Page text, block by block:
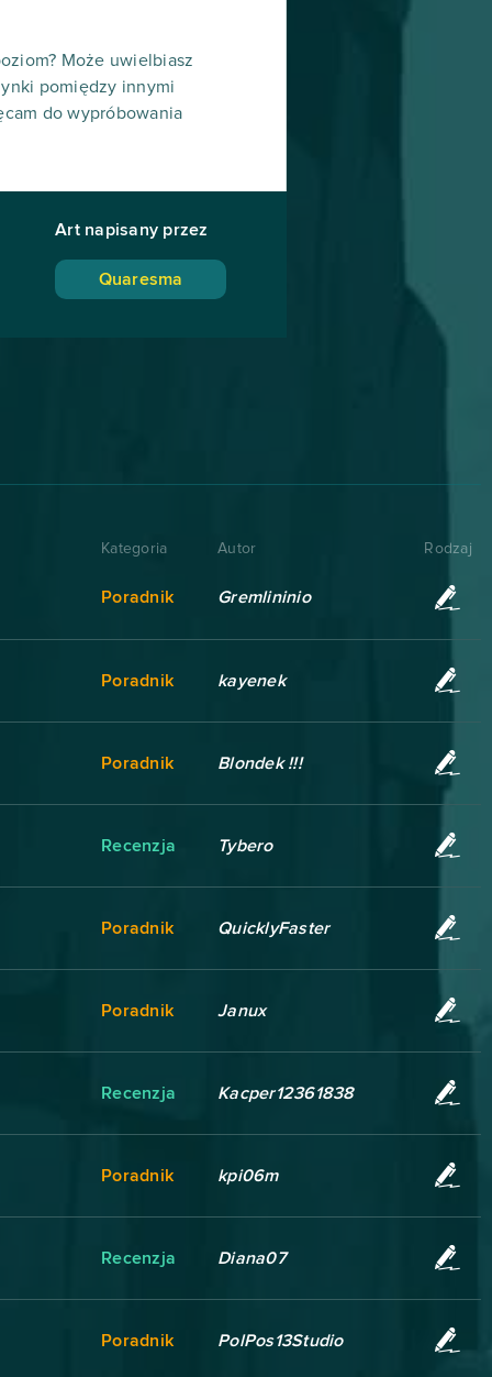
Może uwielbiasz
pomiędzy innymi
do wypróbowania
Art napisany przez
Quaresma
Kategoria Autor Rodzaj
Poradnik Gremlininio
Poradnik kayenek
Poradnik Blondek !!!
Recenzja Tybero
Poradnik QuicklyFaster
Poradnik Janux
Recenzja Kacper12361838
Poradnik kpi06m
Recenzja Diana07
Poradnik PolPos13Studio